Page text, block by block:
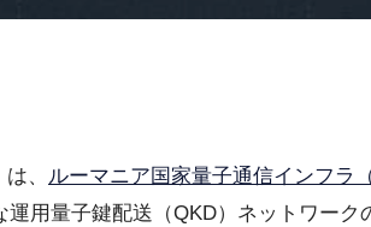
、 ルーマニア国家量子通信インフラ
運用量子鍵配送（QKD）ネットワー